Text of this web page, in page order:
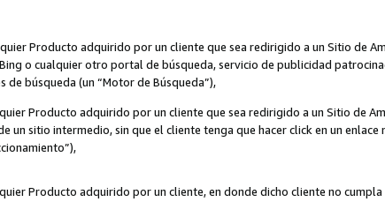
Producto adquirido por un cliente que sea redirigido a un Sitio de
o cualquier otro portal de búsqueda, servicio de publicidad
de búsqueda (un “Motor de Búsqueda”),
Producto adquirido por un cliente que sea redirigido a un Sitio de
un sitio intermedio, sin que el cliente tenga que hacer click en un
Producto adquirido por un cliente, en donde dicho cliente no